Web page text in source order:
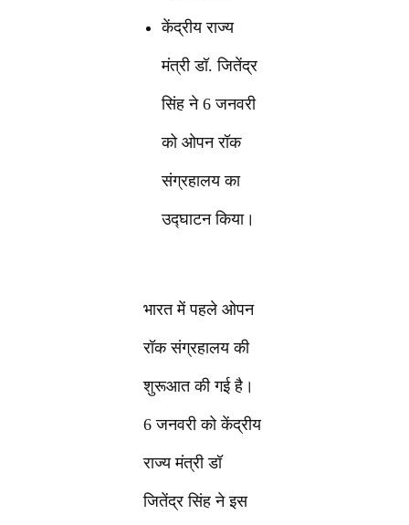
केंद्रीय राज्य
मंत्री डॉ. जितेंद्र
सिंह ने 6 जनवरी
को ओपन रॉक
संग्रहालय का
उद्घाटन किया।
भारत में पहले ओपन
रॉक संग्रहालय की
शुरूआत की गई है।
6 जनवरी को केंद्रीय
राज्य मंत्री डॉ
जितेंद्र सिंह ने इस